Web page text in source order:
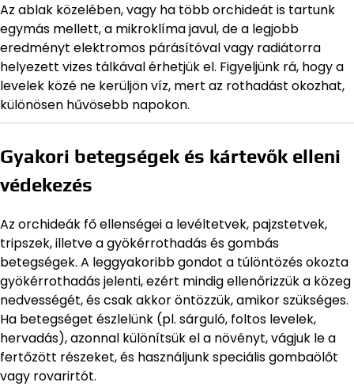
Az ablak közelében, vagy ha több orchideát is tartunk
egymás mellett, a mikroklíma javul, de a legjobb
eredményt elektromos párásítóval vagy radiátorra
helyezett vizes tálkával érhetjük el. Figyeljünk rá, hogy a
levelek közé ne kerüljön víz, mert az rothadást okozhat,
különösen hűvösebb napokon.
Gyakori betegségek és kártevők elleni
védekezés
Az orchideák fő ellenségei a levéltetvek, pajzstetvek,
tripszek, illetve a gyökérrothadás és gombás
betegségek. A leggyakoribb gondot a túlöntözés okozta
gyökérrothadás jelenti, ezért mindig ellenőrizzük a közeg
nedvességét, és csak akkor öntözzük, amikor szükséges.
Ha betegséget észlelünk (pl. sárguló, foltos levelek,
hervadás), azonnal különítsük el a növényt, vágjuk le a
fertőzött részeket, és használjunk speciális gombaölőt
vagy rovarirtót.